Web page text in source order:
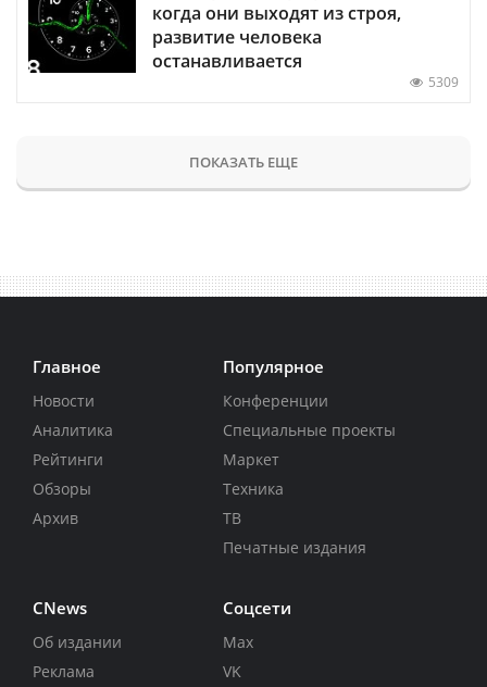
когда они выходят из строя,
развитие человека
останавливается
5309
ПОКАЗАТЬ ЕЩЕ
Главное
Новости
Аналитика
Рейтинги
Обзоры
Архив
Популярное
Конференции
Специальные проекты
Маркет
Техника
ТВ
Печатные издания
CNews
Об издании
Реклама
Соцсети
Max
VK